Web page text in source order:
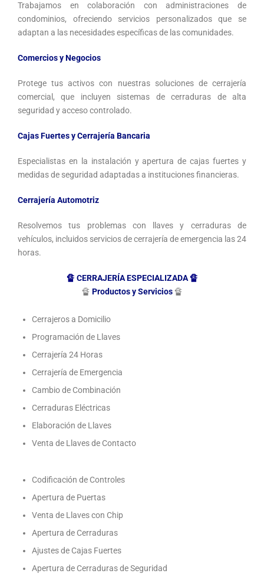
Trabajamos en colaboración con administraciones de
condominios, ofreciendo servicios personalizados que se
adaptan a las necesidades específicas de las comunidades.
Comercios y Negocios
Protege tus activos con nuestras soluciones de cerrajería
comercial, que incluyen sistemas de cerraduras de alta
seguridad y acceso controlado.
Cajas Fuertes y Cerrajería Bancaria
Especialistas en la instalación y apertura de cajas fuertes y
medidas de seguridad adaptadas a instituciones financieras.
Cerrajería Automotriz
Resolvemos tus problemas con llaves y cerraduras de
vehículos, incluidos servicios de cerrajería de emergencia las 24
horas.
🔏 CERRAJERÍA ESPECIALIZADA🔏
🔏 Productos y Servicios🔏
Cerrajeros a Domicilio
Programación de Llaves
Cerrajería 24 Horas
Cerrajería de Emergencia
Cambio de Combinación
Cerraduras Eléctricas
Elaboración de Llaves
Venta de Llaves de Contacto
Codificación de Controles
Apertura de Puertas
Venta de Llaves con Chip
Apertura de Cerraduras
Ajustes de Cajas Fuertes
Apertura de Cerraduras de Seguridad